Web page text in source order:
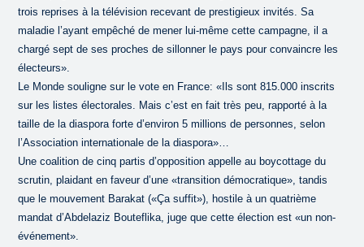
trois reprises à la télévision recevant de prestigieux invités. Sa
maladie l’ayant empêché de mener lui-même cette campagne, il a
chargé sept de ses proches de sillonner le pays pour convaincre les
électeurs».
Le Monde souligne sur le vote en France: «Ils sont 815.000 inscrits
sur les listes électorales. Mais c’est en fait très peu, rapporté à la
taille de la diaspora forte d’environ 5 millions de personnes, selon
l’Association internationale de la diaspora»…
Une coalition de cinq partis d’opposition appelle au boycottage du
scrutin, plaidant en faveur d’une «transition démocratique», tandis
que le mouvement Barakat («Ça suffit»), hostile à un quatrième
mandat d’Abdelaziz Bouteflika, juge que cette élection est «un non-
événement».